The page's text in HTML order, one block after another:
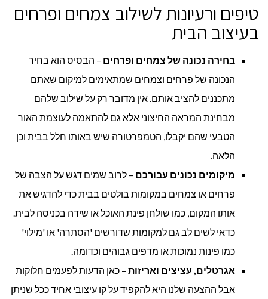
טיפים ורעיונות לשילוב צמחים ופרחים
בעיצוב הבית
בחירה נכונה של צמחים ופרחים – הבסיס הוא בחיר
הנכונה של פרחים וצמחים שמתאימים למיקום שאתם
מתכננים להציב אותם. אין מדובר רק על שילוב שלהם
מבחינת המראה החיצוני אלא גם להתאמה לעוצמת האור
הטבעי שהם יקבלו, הטמפרטורה שיש באותו חלל בבית וכן
הלאה.
מיקומים נכונים עבורכם – לרוב שמים דגש על הצבה של
פרחים או צמחים במקומות בולטים בבית כדי להדגיש את
אותו המקום, כמו שולחן פינת האוכל או שידה בכניסה לבית.
כדאי לשים לב גם למקומות שדורשים 'הסתרה' או 'מילוי'
כמו פינות נמוכות או מדפים גבוהים וכדומה.
אגרטלים, עציצים ואריזות – כאן הדעות לפעמים חלוקות
אבל ההצעה שלנו היא להקפיד על קו עיצובי אחיד ככל שניתן